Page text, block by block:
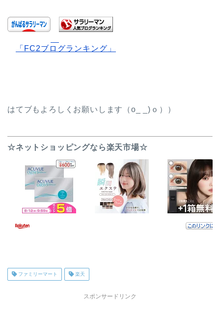
「FC2ブログランキング」
はてブもよろしくお願いします（o_ _)ｏ））
☆ネットショッピングなら楽天市場☆
ファミリーマート 楽天
スポンサードリンク